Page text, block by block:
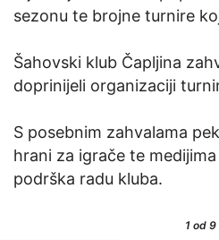
sezonu te brojne turnire
Šahovski klub Čapljina
doprinijeli organizaciji
S posebnim zahvalama
hrani za igrače te
podrška radu kluba.
1od 9